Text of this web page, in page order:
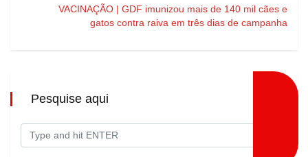
VACINAÇÃO | GDF imunizou mais de 140 mil cães e
gatos contra raiva em três dias de campanha
Pesquise aqui